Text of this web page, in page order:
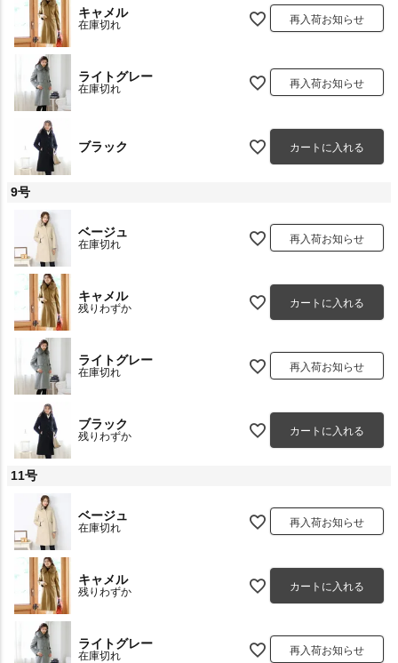
キャメル
在庫切れ 再入荷お知らせ
ライトグレー
在庫切れ 再入荷お知らせ
ブラック カートに入れる
9号
ベージュ
在庫切れ 再入荷お知らせ
キャメル
残りわずか カートに入れる
ライトグレー
在庫切れ 再入荷お知らせ
ブラック
残りわずか カートに入れる
11号
ベージュ
在庫切れ 再入荷お知らせ
キャメル
残りわずか カートに入れる
ライトグレー
在庫切れ 再入荷お知らせ